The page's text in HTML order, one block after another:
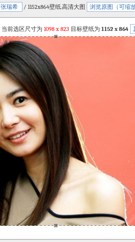
张瑞希 / 1152x864壁纸.高清大图 浏览原图（可缩
当前选区尺寸为 1098 x 823 目标壁纸为 1152 x 864